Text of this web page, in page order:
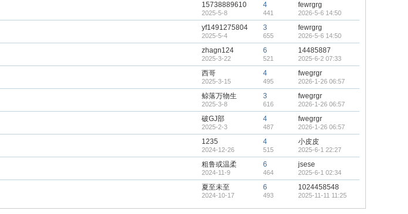
15738889610
2025-5-8
4
441
fewrgrg
2026-5-6 14:50
yf1491275804
2025-5-4
3
655
fewrgrg
2026-5-6 14:50
zhagn124
2025-3-22
6
521
14485887
2025-6-2 07:33
西哥
2025-3-15
4
495
fwegrgr
2026-1-26 06:57
鲸落万物生
2025-3-8
3
616
fwegrgr
2026-1-26 06:57
破GJ部
2025-2-3
4
487
fwegrgr
2026-1-26 06:57
1235
2024-12-26
4
515
小皮皮
2025-6-1 22:27
粗鲁或温柔
2024-11-9
6
464
jsese
2025-6-1 02:34
夏至未至
2024-10-17
6
493
1024458548
2025-11-11 11:25